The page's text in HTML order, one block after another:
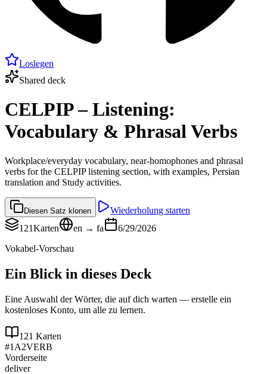
Loslegen
Shared deck
CELPIP – Listening:
Vocabulary & Phrasal Verbs
Workplace/everyday vocabulary, near-homophones and phrasal
verbs for the CELPIP listening section, with examples, Persian
translation and Study activities.
Diesen Satz klonen
Wiederholung starten
121Karten en → fa
6/29/2026
Vokabel-Vorschau
Ein Blick in dieses Deck
Eine Auswahl der Wörter, die auf dich warten — erstelle ein
kostenloses Konto, um alle zu lernen.
121 Karten
#1 A2VERB
Vorderseite
deliver